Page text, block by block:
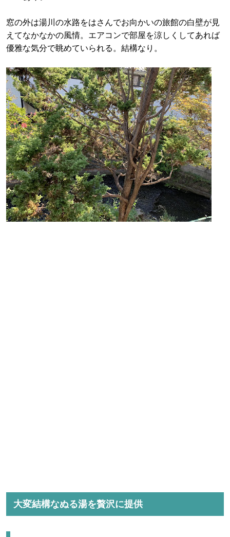
窓の外は湯川の水路をはさんでお向かいの旅館の白壁が見
えてなかなかの風情。エアコンで部屋を涼しくしてあれば
優雅な気分で眺めていられる。結構なり。
大変結構なぬる湯を贅沢に提供